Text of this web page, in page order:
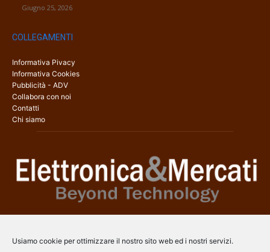
Usiamo cookie per ottimizzare il nostro sito web ed i nostri servizi.
Giugno 25, 2026
COLLEGAMENTI
Informativa Pivacy
Informativa Cookies
Pubblicità - ADV
Collabora con noi
Contatti
Chi siamo
una copertura a 360° che coinvolge tecnologie, prodotti, mercati e